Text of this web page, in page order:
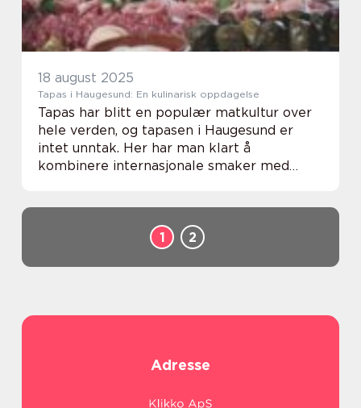
18 august 2025
Tapas i Haugesund: En kulinarisk oppdagelse
Tapas har blitt en populær matkultur over
hele verden, og tapasen i Haugesund er
intet unntak. Her har man klart å
kombinere internasjonale smaker med
1 2
Adresse